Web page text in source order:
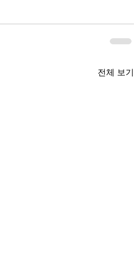
전체 보기